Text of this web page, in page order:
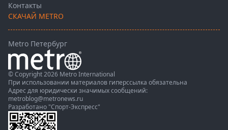
Контакты
СКАЧАЙ METRO
Metro Петербург
© Copyright 2026 Metro International
При использовании материалов гиперссылка обязательна
Адрес для юридически значимых сообщений:
metroblog@metronews.ru
Разработано "Спорт-Экспресс"